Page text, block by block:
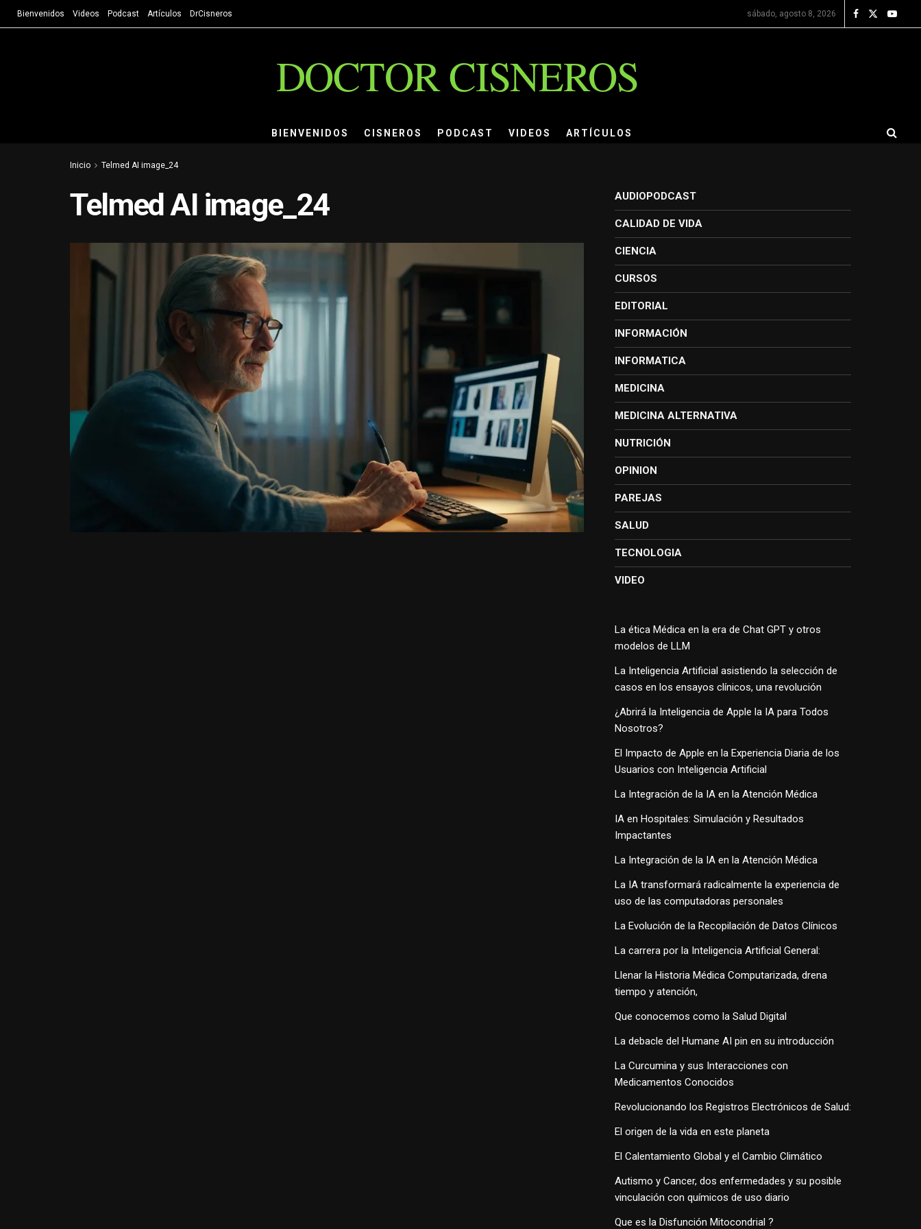
Bienvenidos Videos Podcast Artículos DrCisneros sábado, agosto 8, 2026
DOCTOR CISNEROS
BIENVENIDOS CISNEROS PODCAST VIDEOS ARTÍCULOS
Inicio Telmed AI image_24
Telmed AI image_24 AUDIOPODCAST
CALIDAD DE VIDA
CIENCIA
CURSOS
EDITORIAL
INFORMACIÓN
INFORMATICA
MEDICINA
MEDICINA ALTERNATIVA
NUTRICIÓN
OPINION
PAREJAS
SALUD
TECNOLOGIA
VIDEO
La ética Médica en la era de Chat GPT y otros
modelos de LLM
La Inteligencia Artificial asistiendo la selección de
casos en los ensayos clínicos, una revolución
¿Abrirá la Inteligencia de Apple la IA para Todos
Nosotros?
El Impacto de Apple en la Experiencia Diaria de los
Usuarios con Inteligencia Artificial
La Integración de la IA en la Atención Médica
IA en Hospitales: Simulación y Resultados
Impactantes
La Integración de la IA en la Atención Médica
La IA transformará radicalmente la experiencia de
uso de las computadoras personales
La Evolución de la Recopilación de Datos Clínicos
La carrera por la Inteligencia Artificial General:
Llenar la Historia Médica Computarizada, drena
tiempo y atención,
Que conocemos como la Salud Digital
La debacle del Humane AI pin en su introducción
La Curcumina y sus Interacciones con
Medicamentos Conocidos
Revolucionando los Registros Electrónicos de Salud:
El origen de la vida en este planeta
El Calentamiento Global y el Cambio Climático
Autismo y Cancer, dos enfermedades y su posible
vinculación con químicos de uso diario
Que es la Disfunción Mitocondrial ?